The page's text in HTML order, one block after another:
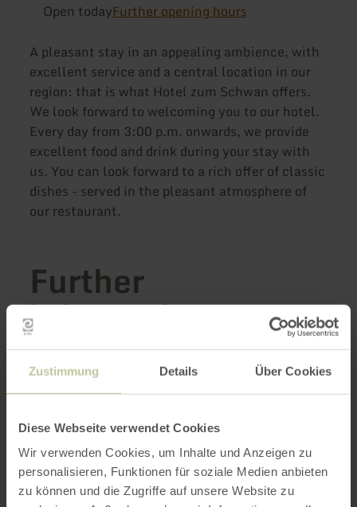
Zustimmung Details Über Cookies
Diese Webseite verwendet Cookies
Wir verwenden Cookies, um Inhalte und Anzeigen zu
personalisieren, Funktionen für soziale Medien anbieten
zu können und die Zugriffe auf unsere Website zu
Open todayFurther opening hours
A pleasant stay in an appealing ambience, with
excellent service and a central location in our
region: that is what Hotel zum Schwan offers.
We look forward to welcoming you to our hotel.
Every day from 3:00 p.m. onwards, we provide
excellent food and drink during your stay with
us. You can look forward to a rich offer of classic
dishes - served in the pleasant atmosphere of
our restaurant.
Further
information
Features / Special features
Categories